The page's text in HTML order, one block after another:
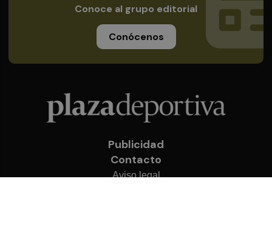
Conoce al grupo editorial
Conócenos
Publicidad
Contacto
Aviso legal